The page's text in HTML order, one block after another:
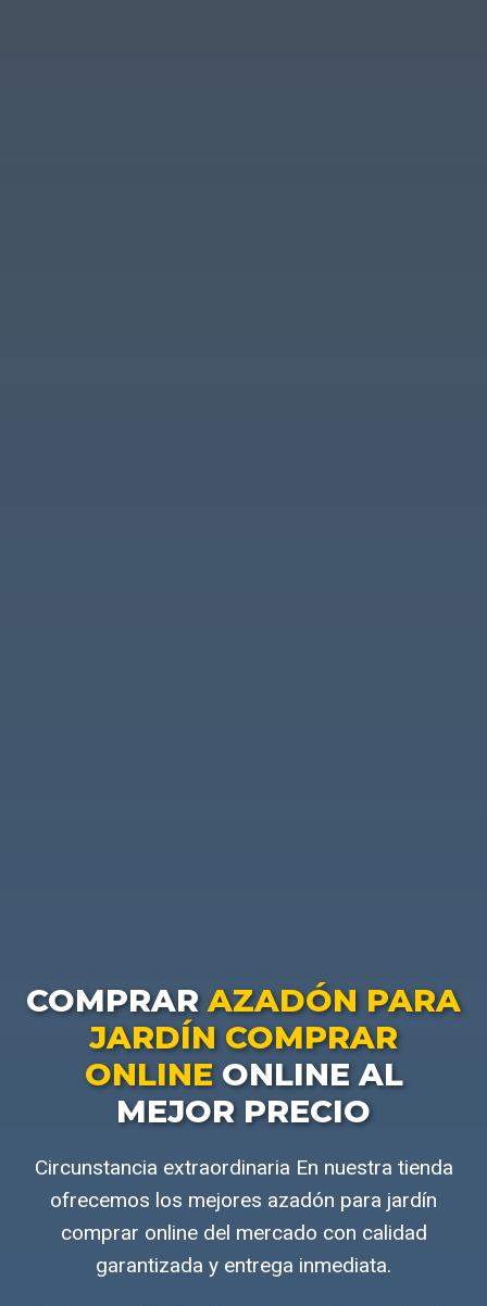
COMPRARAZADÓN PARA
JARDÍN COMPRAR
ONLINEONLINE AL
MEJOR PRECIO
Circunstancia extraordinaria En nuestra tienda
ofrecemos los mejores azadón para jardín
comprar online del mercado con calidad
garantizada y entrega inmediata.